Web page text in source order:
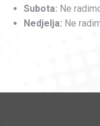
Subota: Ne
Nedjelja: Ne